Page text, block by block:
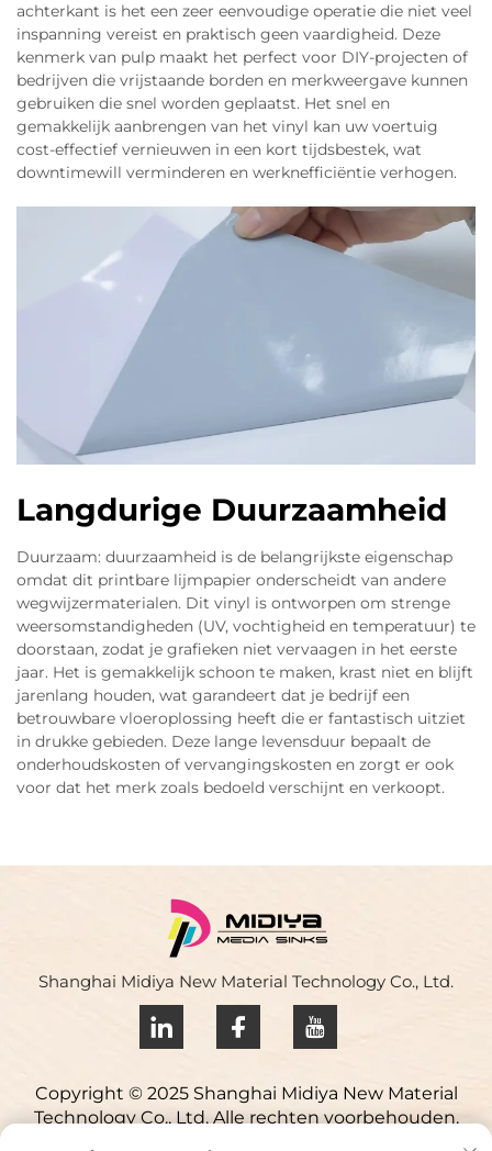
achterkant is het een zeer eenvoudige operatie die niet veel
inspanning vereist en praktisch geen vaardigheid. Deze
kenmerk van pulp maakt het perfect voor DIY-projecten of
bedrijven die vrijstaande borden en merkweergave kunnen
gebruiken die snel worden geplaatst. Het snel en
gemakkelijk aanbrengen van het vinyl kan uw voertuig
cost-effectief vernieuwen in een kort tijdsbestek, wat
downtimewill verminderen en werknefficiëntie verhogen.
Langdurige Duurzaamheid
Duurzaam: duurzaamheid is de belangrijkste eigenschap
omdat dit printbare lijmpapier onderscheidt van andere
wegwijzermaterialen. Dit vinyl is ontworpen om strenge
weersomstandigheden (UV, vochtigheid en temperatuur) te
doorstaan, zodat je grafieken niet vervaagen in het eerste
jaar. Het is gemakkelijk schoon te maken, krast niet en blijft
jarenlang houden, wat garandeert dat je bedrijf een
betrouwbare vloeroplossing heeft die er fantastisch uitziet
in drukke gebieden. Deze lange levensduur bepaalt de
onderhoudskosten of vervangingskosten en zorgt er ook
voor dat het merk zoals bedoeld verschijnt en verkoopt.
Shanghai Midiya New Material Technology Co., Ltd.
Copyright © 2025 Shanghai Midiya New Material
Technology Co., Ltd. Alle rechten voorbehouden.